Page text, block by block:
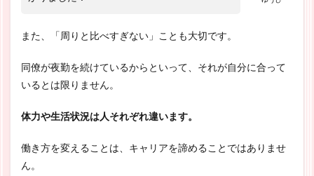
また、「周りと比べすぎない」ことも大切です。
同僚が夜勤を続けているからといって、それが自分に合って
いるとは限りません。
体力や生活状況は人それぞれ違います。
働き方を変えることは、キャリアを諦めることではありませ
ん。